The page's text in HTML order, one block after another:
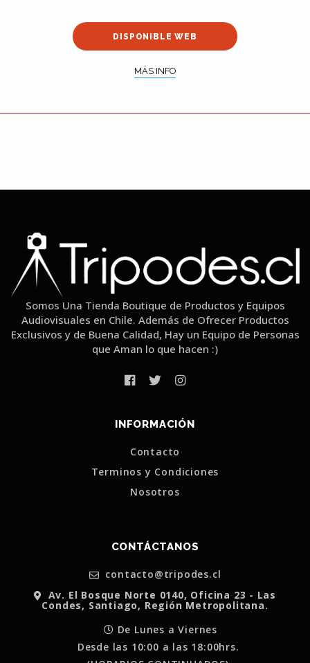
DISPONIBLE WEB
MÁS INFO
Somos Una Tienda Boutique de Productos y Equipos
Audiovisuales en Chile. Además de Ofrecer Productos
Exclusivos y de Buena Calidad, Hay un Equipo de Personas
que Aman lo que hacen :)
INFORMACIÓN
Contacto
Terminos y Condiciones
Nosotros
CONTÁCTANOS
contacto@tripodes.cl
Av. El Bosque Norte 0140, Oficina 23 - Las
Condes, Santiago, Región Metropolitana.
De Lunes a Viernes
Desde las 10:00 a las 18:00hrs.